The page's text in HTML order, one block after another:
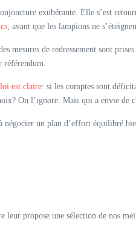
exubérante. Elle s’est
, avant que les lampions ne
mesures de redressement sont
référendum.
est claire: si les comptes sont
On l’ignore. Mais qui a envie
un plan d’effort équilibré
leur propose une sélection de nos